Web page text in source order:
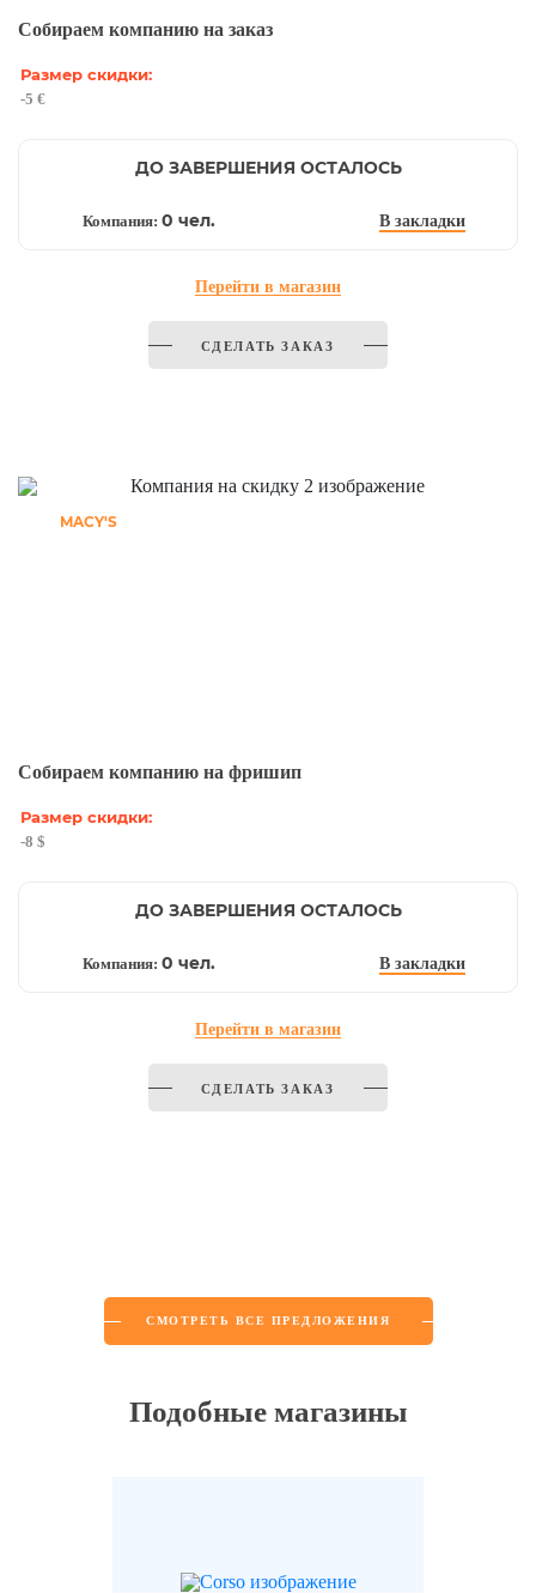
Собираем компанию на заказ
Размер скидки:
-5 €
ДО ЗАВЕРШЕНИЯ ОСТАЛОСЬ
Компания:0 чел. В закладки
Перейти в магазин
СДЕЛАТЬ ЗАКАЗ
MACY'S
Собираем компанию на фришип
Размер скидки:
-8 $
ДО ЗАВЕРШЕНИЯ ОСТАЛОСЬ
Компания:0 чел. В закладки
Перейти в магазин
СДЕЛАТЬ ЗАКАЗ
СМОТРЕТЬ ВСЕ ПРЕДЛОЖЕНИЯ
Подобные магазины